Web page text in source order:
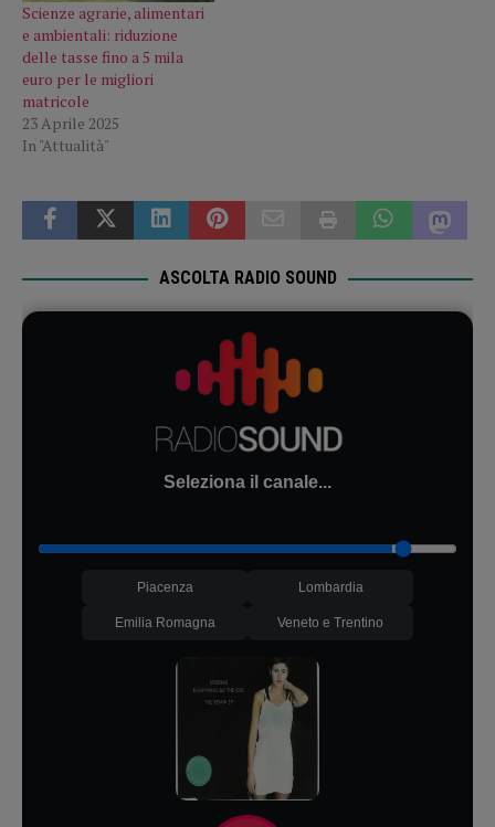
Scienze agrarie, alimentari
e ambientali: riduzione
delle tasse fino a 5 mila
euro per le migliori
matricole
23 Aprile 2025
In "Attualità"
ASCOLTA RADIO SOUND
Seleziona il canale...
Piacenza Lombardia
Emilia Romagna Veneto e Trentino